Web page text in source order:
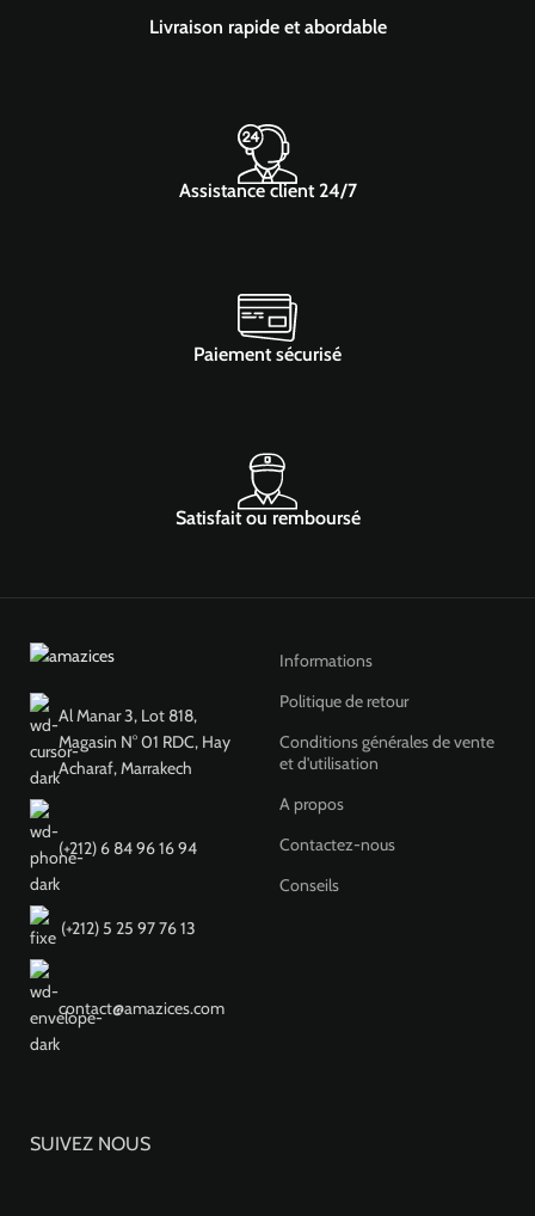
Livraison rapide et abordable
Assistance client 24/7
Paiement sécurisé
Satisfait ou remboursé
Al Manar 3, Lot 818,
Magasin N° 01 RDC, Hay
Acharaf, Marrakech
(+212) 6 84 96 16 94
(+212) ‎5 25 97 76 13
contact@amazices.com
Informations
Politique de retour
Conditions générales de vente
et d'utilisation
A propos
Contactez-nous
Conseils
SUIVEZ NOUS